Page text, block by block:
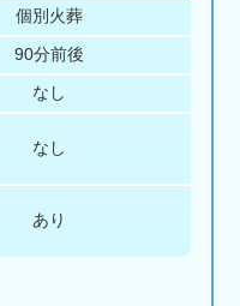
個別火葬
90分前後
なし
なし
あり